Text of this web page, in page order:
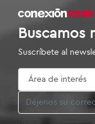
Suscríbete al